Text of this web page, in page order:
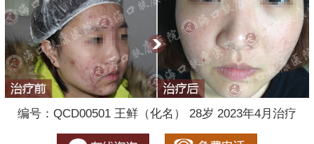
编号：QCD00501 王鲜（化名） 28岁 2023年4月治疗